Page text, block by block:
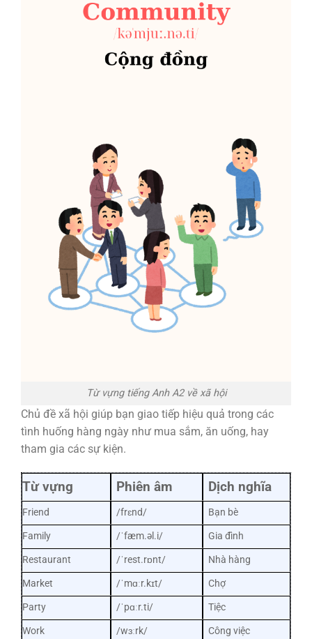
Từ vựng tiếng Anh A2 về xã hội
Chủ đề xã hội giúp bạn giao tiếp hiệu quả trong các
tình huống hàng ngày như mua sắm, ăn uống, hay
tham gia các sự kiện.
Từ vựng Phiên âm Dịch nghĩa
Friend /frɛnd/
Bạn bè
Family
/ˈfæm.əl.i/
Gia đình
Restaurant
/ˈrest.rɒnt/
Nhà hàng
Market
/ˈmɑːr.kɪt/
Chợ
Party
/ˈpɑːr.ti/
Tiệc
Work
/wɜːrk/
Công việc